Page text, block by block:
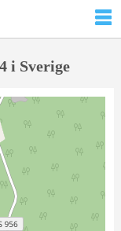
i Sverige